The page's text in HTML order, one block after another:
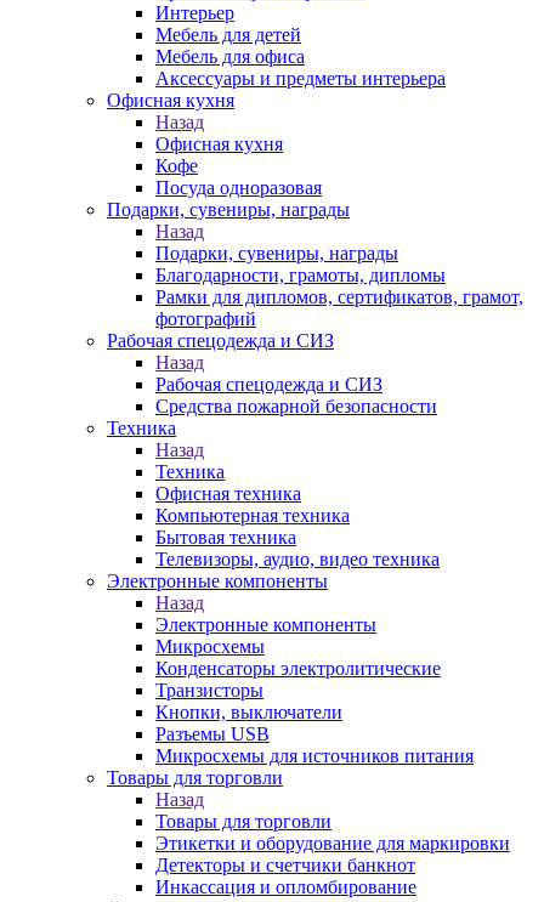
Интерьер
Мебель для детей
Мебель для офиса
Аксессуары и предметы интерьера
Офисная кухня
Назад
Офисная кухня
Кофе
Посуда одноразовая
Подарки, сувениры, награды
Назад
Подарки, сувениры, награды
Благодарности, грамоты, дипломы
Рамки для дипломов, сертификатов, грамот,
фотографий
Рабочая спецодежда и СИЗ
Назад
Рабочая спецодежда и СИЗ
Средства пожарной безопасности
Техника
Назад
Техника
Офисная техника
Компьютерная техника
Бытовая техника
Телевизоры, аудио, видео техника
Электронные компоненты
Назад
Электронные компоненты
Микросхемы
Конденсаторы электролитические
Транзисторы
Кнопки, выключатели
Разъемы USB
Микросхемы для источников питания
Товары для торговли
Назад
Товары для торговли
Этикетки и оборудование для маркировки
Детекторы и счетчики банкнот
Инкассация и опломбирование